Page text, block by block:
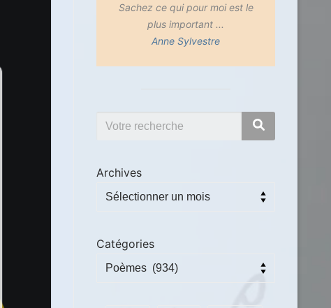
Sachez ce qui pour moi est le
plus important ...
Anne Sylvestre
Archives
Catégories